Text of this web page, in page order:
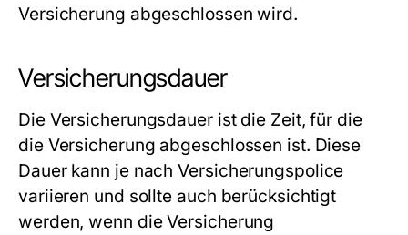
Versicherung abgeschlossen wird.
Versicherungsdauer
Die Versicherungsdauer ist die Zeit, für die
die Versicherung abgeschlossen ist. Diese
Dauer kann je nach Versicherungspolice
variieren und sollte auch berücksichtigt
werden, wenn die Versicherung